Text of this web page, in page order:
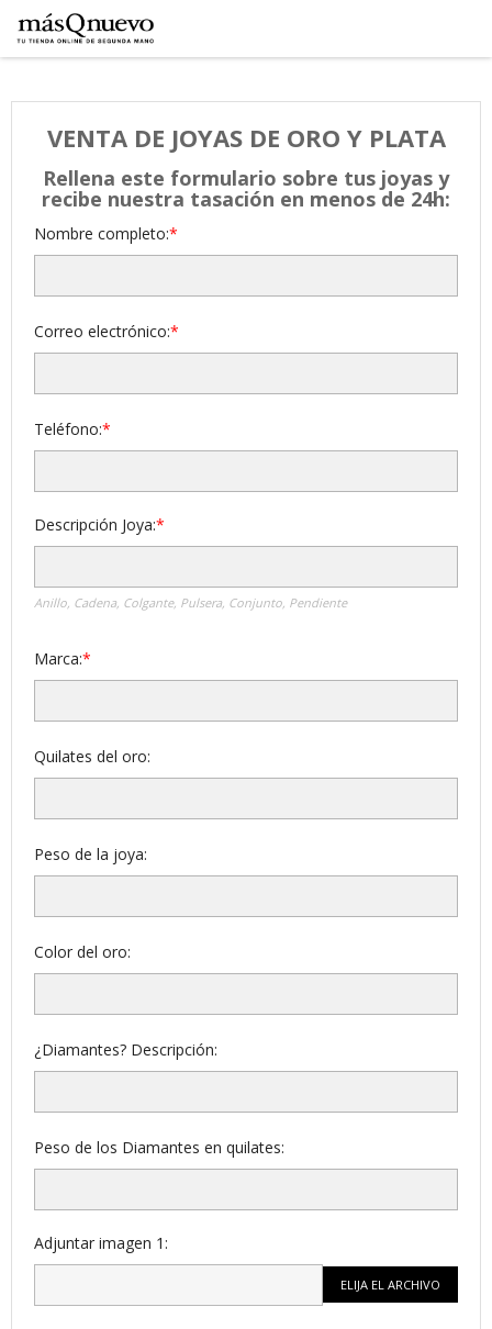
VENTA DE JOYAS DE ORO Y PLATA
Rellena este formulario sobre tus joyas y
recibe nuestra tasación en menos de 24h:
Nombre completo:
Correo electrónico:
Teléfono:
Descripción Joya:
Anillo, Cadena, Colgante, Pulsera, Conjunto, Pendiente
Marca:
Quilates del oro:
Peso de la joya:
Color del oro:
¿Diamantes? Descripción:
Peso de los Diamantes en quilates:
Adjuntar imagen 1:
ELIJA EL ARCHIVO